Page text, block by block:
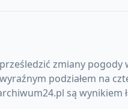
zmiany
podziałem na
są